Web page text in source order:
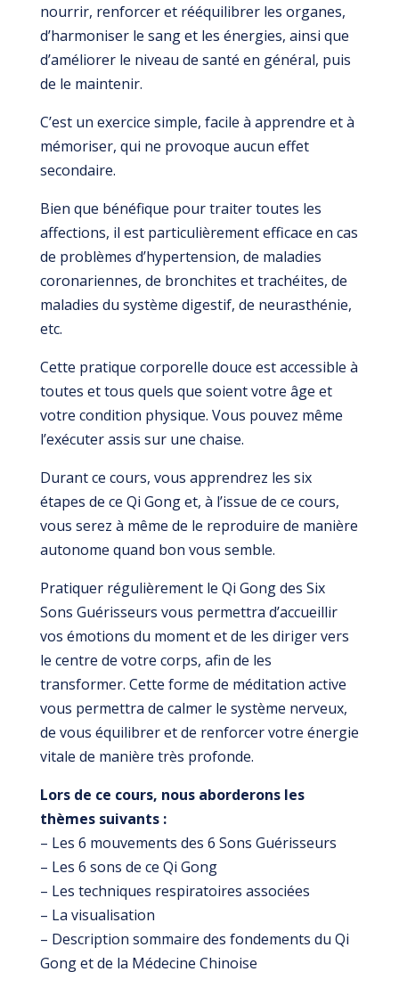
nourrir, renforcer et rééquilibrer les organes,
d’harmoniser le sang et les énergies, ainsi que
d’améliorer le niveau de santé en général, puis
de le maintenir.
C’est un exercice simple, facile à apprendre et à
mémoriser, qui ne provoque aucun effet
secondaire.
Bien que bénéfique pour traiter toutes les
affections, il est particulièrement efficace en cas
de problèmes d’hypertension, de maladies
coronariennes, de bronchites et trachéites, de
maladies du système digestif, de neurasthénie,
etc.
Cette pratique corporelle douce est accessible à
toutes et tous quels que soient votre âge et
votre condition physique. Vous pouvez même
l’exécuter assis sur une chaise.
Durant ce cours, vous apprendrez les six
étapes de ce Qi Gong et, à l’issue de ce cours,
vous serez à même de le reproduire de manière
autonome quand bon vous semble.
Pratiquer régulièrement le Qi Gong des Six
Sons Guérisseurs vous permettra d’accueillir
vos émotions du moment et de les diriger vers
le centre de votre corps, afin de les
transformer. Cette forme de méditation active
vous permettra de calmer le système nerveux,
de vous équilibrer et de renforcer votre énergie
vitale de manière très profonde.
Lors de ce cours, nous aborderons les
thèmes suivants :
– Les 6 mouvements des 6 Sons Guérisseurs
– Les 6 sons de ce Qi Gong
– Les techniques respiratoires associées
– La visualisation
– Description sommaire des fondements du Qi
Gong et de la Médecine Chinoise